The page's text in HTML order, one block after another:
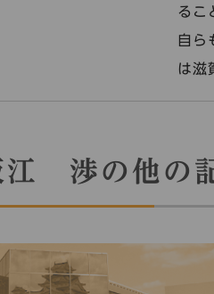
るこ
自ら
は滋
江 渉の他の